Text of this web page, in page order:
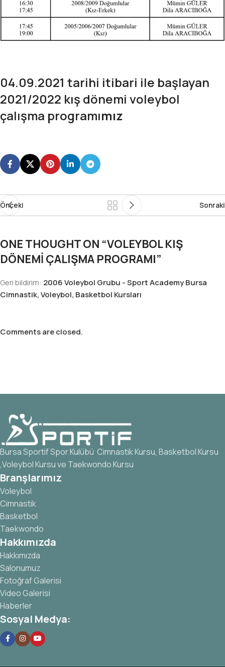
04.09.2021 tarihi itibari ile başlayan
2021/2022 kış dönemi voleybol
çalışma programımız
Önceki Sonraki
ONE THOUGHT ON “VOLEYBOL KIŞ
DÖNEMİ ÇALIŞMA PROGRAMI”
Geri bildirim: 2006 Voleybol Grubu - Sport Academy Bursa
Cimnastik, Voleybol, Basketbol Kursları
Comments are closed.
Bursa Sportif Spor Kulübü Cimnastik Kursu, Basketbol Kursu
,Voleybol Kursu ve Taekwondo Kursu
Branşlarımız
Voleybol
Cimnastik
Basketbol
Taekwondo
Hakkımızda
Hakkımızda
Salonumuz
Fotoğraf Galerisi
Video Galerisi
Haberler
Sosyal Medya: